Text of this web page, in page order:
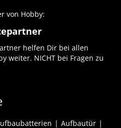
von Hobby:
helfen Dir bei allen
weiter. NICHT bei Fragen zu
Aufbautür